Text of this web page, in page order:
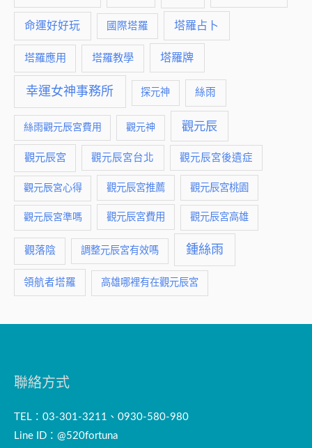
命運好好玩 國際塔羅 塔羅占卜
塔羅應用 塔羅教學 塔羅牌
幸運女神事務所 探元神 絲雨
絲雨觀元辰宮費用 觀元神 觀元辰
觀元辰宮 觀元辰宮台北 觀元辰宮後遺症
觀元辰宮心得 觀元辰宮推薦 觀元辰宮桃園
觀元辰宮準嗎 觀元辰宮費用 觀元辰宮高雄
觀落陰 調整元辰宮有效嗎 鍾絲雨
領航者塔羅 高雄哪裡有在觀元辰宮
聯絡方式
TEL：03-301-3211、0930-580-980
Line ID：@520fortuna